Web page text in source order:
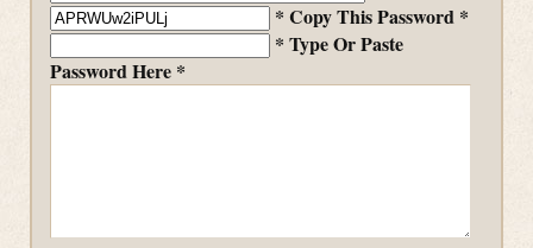
* Copy This Password *
* Type Or Paste
Password Here *